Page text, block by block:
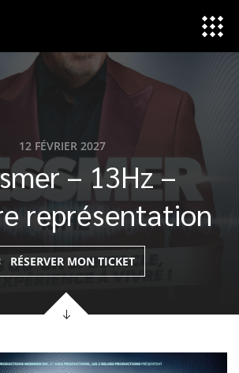
12 FÉVRIER 2027
– 13Hz –
représentation
RÉSERVER MON TICKET
des cookies